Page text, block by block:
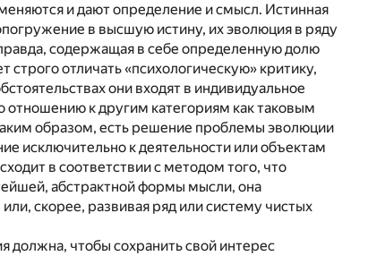
и дают определение и смысл. Истинная
в высшую истину, их эволюция в ряду
содержащая в себе определенную долю
отличать «психологическую» критику,
они входят в индивидуальное
отношению к другим категориям как таковым
образом, есть решение проблемы эволюции
исключительно к деятельности или объектам
в соответствии с методом того, что
абстрактной формы мысли, она
скорее, развивая ряд или систему чистых
должна, чтобы сохранить свой интерес